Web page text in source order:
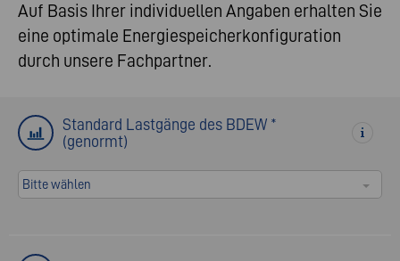
Auf Basis Ihrer individuellen Angaben erhalten Sie
eine optimale Energiespeicherkonfiguration
durch unsere Fachpartner.
Standard Lastgänge des BDEW *
(genormt)
Bitte wählen